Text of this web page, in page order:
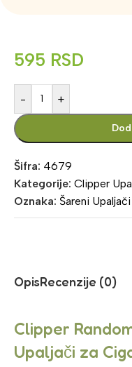
595 RSD
- +
Šifra: 4679
Kategorije: Clipper
Oznaka: Šareni Upaljači
OpisRecenzije (0)
Clipper
Upaljači za